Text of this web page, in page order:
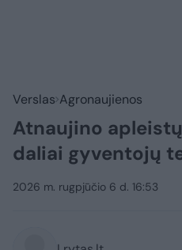
Verslas Agronaujienos
Atnaujino
daliai gyventojų
2026 m. rugpjūčio 6 d. 16:53